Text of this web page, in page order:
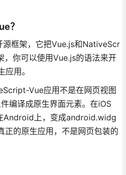
？
框架，它把Vue.js和NativeScr
，你可以使用Vue.js的语法来开
用。
Vue应用不是在网页视图
编译成原生界面元素。在iOS
Android上，变成android.widg
的原生应用，不是网页包装的